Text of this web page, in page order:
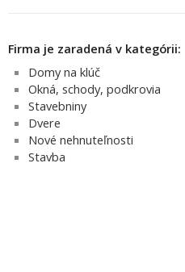
Firma je zaradená v kategórii:
Domy na klúč
Okná, schody, podkrovia
Stavebniny
Dvere
Nové nehnuteľnosti
Stavba